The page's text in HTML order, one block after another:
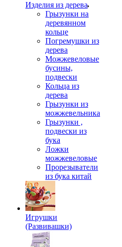
Изделия из дерева
Грызунки на
деревянном
кольце
Погремушки из
дерева
Можжевеловые
бусины,
подвески
Кольца из
дерева
Грызунки из
можжевельника
Грызунки ,
подвески из
бука
Ложки
можжевеловые
Прорезыватели
из бука китай
Игрушки
(Развивашки)